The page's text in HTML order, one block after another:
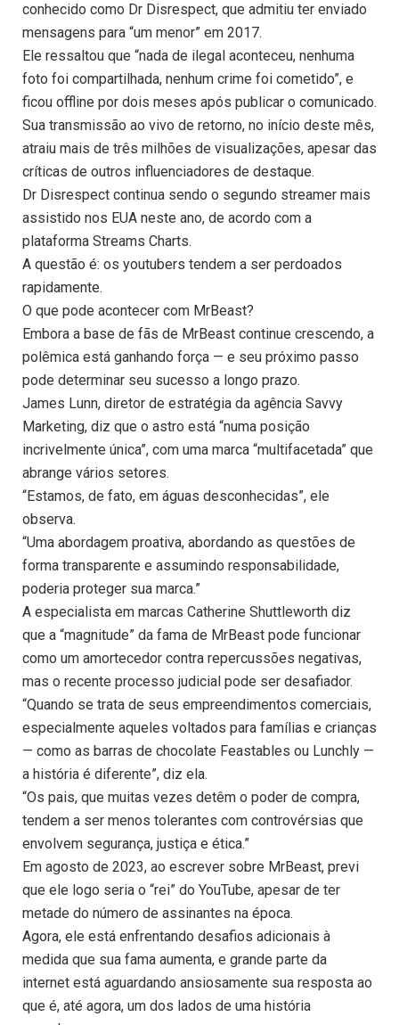
conhecido como Dr Disrespect, que admitiu ter enviado
mensagens para “um menor” em 2017.
Ele ressaltou que “nada de ilegal aconteceu, nenhuma
foto foi compartilhada, nenhum crime foi cometido”, e
ficou offline por dois meses após publicar o comunicado.
Sua transmissão ao vivo de retorno, no início deste mês,
atraiu mais de três milhões de visualizações, apesar das
críticas de outros influenciadores de destaque.
Dr Disrespect continua sendo o segundo streamer mais
assistido nos EUA neste ano, de acordo com a
plataforma Streams Charts.
A questão é: os youtubers tendem a ser perdoados
rapidamente.
O que pode acontecer com MrBeast?
Embora a base de fãs de MrBeast continue crescendo, a
polêmica está ganhando força — e seu próximo passo
pode determinar seu sucesso a longo prazo.
James Lunn, diretor de estratégia da agência Savvy
Marketing, diz que o astro está “numa posição
incrivelmente única”, com uma marca “multifacetada” que
abrange vários setores.
“Estamos, de fato, em águas desconhecidas”, ele
observa.
“Uma abordagem proativa, abordando as questões de
forma transparente e assumindo responsabilidade,
poderia proteger sua marca.”
A especialista em marcas Catherine Shuttleworth diz
que a “magnitude” da fama de MrBeast pode funcionar
como um amortecedor contra repercussões negativas,
mas o recente processo judicial pode ser desafiador.
“Quando se trata de seus empreendimentos comerciais,
especialmente aqueles voltados para famílias e crianças
— como as barras de chocolate Feastables ou Lunchly —
a história é diferente”, diz ela.
“Os pais, que muitas vezes detêm o poder de compra,
tendem a ser menos tolerantes com controvérsias que
envolvem segurança, justiça e ética.”
Em agosto de 2023, ao escrever sobre MrBeast, previ
que ele logo seria o “rei” do YouTube, apesar de ter
metade do número de assinantes na época.
Agora, ele está enfrentando desafios adicionais à
medida que sua fama aumenta, e grande parte da
internet está aguardando ansiosamente sua resposta ao
que é, até agora, um dos lados de uma história